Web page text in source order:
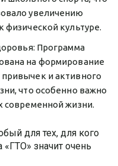
увеличению
физической культуре.
Программа
на формирование
и активного
что особенно важно
современной жизни.
для тех, для кого
«ГТО» значит очень